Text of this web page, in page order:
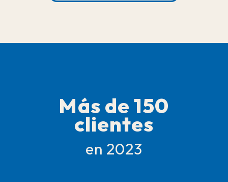
Más de 150
clientes
en 2023